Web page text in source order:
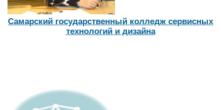
Самарский государственный колледж сервисных
технологий и дизайна